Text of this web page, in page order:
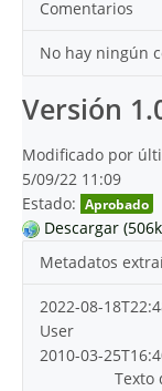
Comentarios
No hay ningún
Versión
Modificado por
5/09/22 11:09
Estado: Aprobado
Descargar
Metadatos
2022-08-
User
2010-03-
Texto